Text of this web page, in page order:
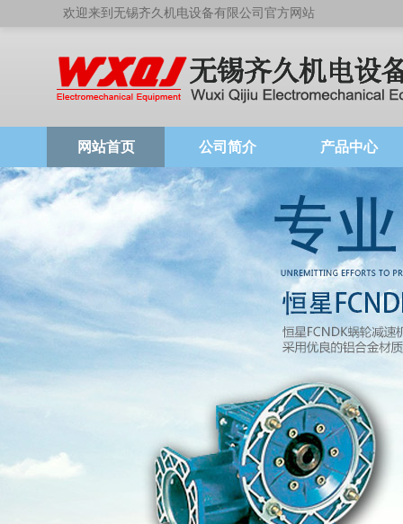
欢迎来到无锡齐久机电设备有限公司官方网站
网站首页 公司简介 产品中心